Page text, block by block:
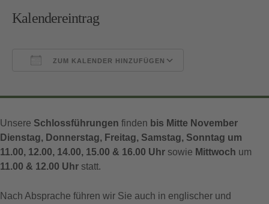
Kalendereintrag
ZUM KALENDER HINZUFÜGEN
Unsere Schlossführungen finden bis Mitte November
Dienstag, Donnerstag, Freitag, Samstag, Sonntag um
11.00, 12.00, 14.00, 15.00 & 16.00 Uhr sowie Mittwoch um
11.00 & 12.00 Uhr statt.
Nach Absprache führen wir Sie auch in englischer und